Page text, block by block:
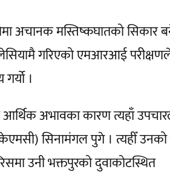
अचानक मस्तिष्कघातको सिकार
गरिएको एमआरआई
।
अभावका कारण त्यहाँ
सिनामंगल पुगे । त्यहीँ
उनी भक्तपुरको दुवाकोटस्थित